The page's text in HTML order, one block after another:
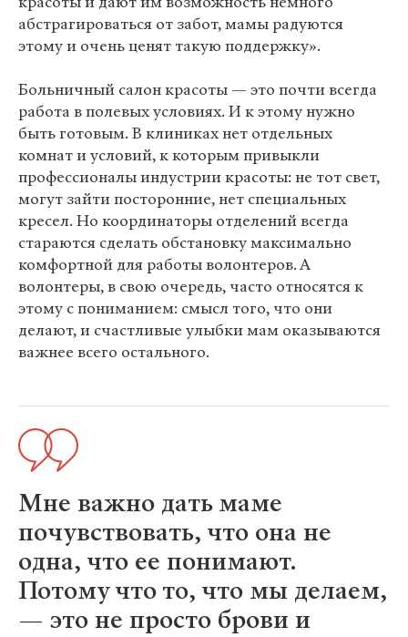
абстрагироваться от забот, мамы радуются
этому и очень ценят такую поддержку».
Больничный салон красоты — это почти всегда
работа в полевых условиях. И к этому нужно
быть готовым. В клиниках нет отдельных
комнат и условий, к которым привыкли
профессионалы индустрии красоты: не тот свет,
могут зайти посторонние, нет специальных
кресел. Но координаторы отделений всегда
стараются сделать обстановку максимально
комфортной для работы волонтеров. А
волонтеры, в свою очередь, часто относятся к
этому с пониманием: смысл того, что они
делают, и счастливые улыбки мам оказываются
важнее всего остального.
Мне важно дать маме
почувствовать, что она не
одна, что ее понимают.
Потому что то, что мы делаем,
— это не просто брови и